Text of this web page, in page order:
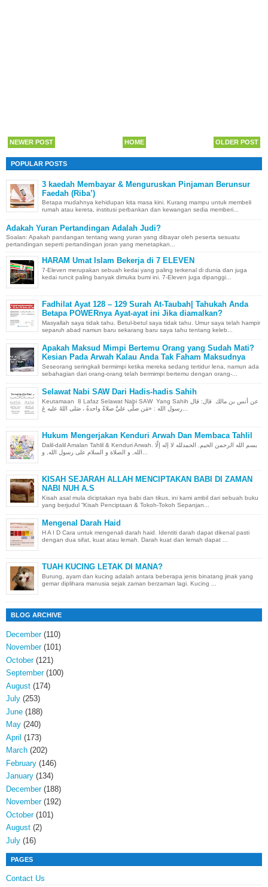
NEWER POST OLDER POST
HOME
POPULAR POSTS
3 kaedah Membayar & Menguruskan Pinjaman Berunsur
Faedah (Riba’)
Betapa mudahnya kehidupan kita masa kini. Kurang mampu untuk membeli
rumah atau kereta, institusi perbankan dan kewangan sedia memberi...
Adakah Yuran Pertandingan Adalah Judi?
Soalan: Apakah pandangan tentang wang yuran yang dibayar oleh peserta sesuatu
pertandingan seperti pertandingan joran yang menetapkan...
HARAM Umat Islam Bekerja di 7 ELEVEN
7-Eleven merupakan sebuah kedai yang paling terkenal di dunia dan juga
kedai runcit paling banyak dimuka bumi ini. 7-Eleven juga dipanggi...
Fadhilat Ayat 128 – 129 Surah At-Taubah| Tahukah Anda
Betapa POWERnya Ayat-ayat ini Jika diamalkan?
Masyallah saya tidak tahu. Betul-betul saya tidak tahu. Umur saya telah hampir
separuh abad namun baru sekarang baru saya tahu tentang keleb...
Apakah Maksud Mimpi Bertemu Orang yang Sudah Mati?
Kesian Pada Arwah Kalau Anda Tak Faham Maksudnya
Seseorang seringkali bermimpi ketika mereka sedang tertidur lena, namun ada
sebahagian dari orang-orang telah bermimpi bertemu dengan orang-...
Selawat Nabi SAW Dari Hadis-hadis Sahih
Keutamaan 8 Lafaz Selawat Nabi SAW Yang Sahih عن أنس بن مالك قال: قال
Hukum Mengerjakan Kenduri Arwah Dan Membaca Tahlil
Dalil-dalil Amalan Tahlil & Kenduri Arwah. بسم الله الرحمن الحيم. الحمدلله لا إله إلّا
KISAH SEJARAH ALLAH MENCIPTAKAN BABI DI ZAMAN
NABI NUH A.S
Kisah asal mula diciptakan nya babi dan tikus, ini kami ambil dari sebuah buku
yang berjudul “Kisah Penciptaan & Tokoh-Tokoh Sepanjan...
Mengenal Darah Haid
H A I D Cara untuk mengenali darah haid. Identiti darah dapat dikenal pasti
dengan dua sifat, kuat atau lemah. Darah kuat dan lemah dapat ...
TUAH KUCING LETAK DI MANA?
Burung, ayam dan kucing adalah antara beberapa jenis binatang jinak yang
gemar diplihara manusia sejak zaman berzaman lagi. Kucing ...
BLOG ARCHIVE
December(110)
November(101)
October(121)
September(100)
August (174)
July (253)
June (188)
May (240)
April (173)
March (202)
February (146)
January (134)
December(188)
November(192)
October(101)
August (2)
July (16)
PAGES
Contact Us